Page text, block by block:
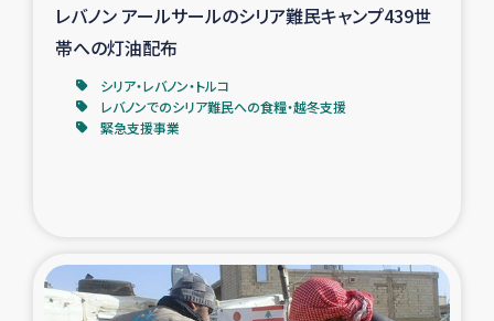
レバノンでのシリア難民・レバノン人への農業支援
海外ルーツの市民との共生
復興応援隊の活動
レバノン アールサールのシリア難民キャンプ439世
帯への灯油配布
シリア・レバノン・トルコ
レバノンでのシリア難民への食糧・越冬支援
緊急支援事業